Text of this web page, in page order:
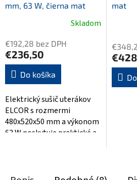
mm, 63 W, čierna mat
produktu
je
4,9
hviezdičiek.
Skladom
€192,28 bez DPH
€236,50
Do košíka
Elektrický sušič uterákov
ELCOR s rozmermi
480x520x50 mm a výkonom
63 W poskytuje praktické a
mat
je
5,0